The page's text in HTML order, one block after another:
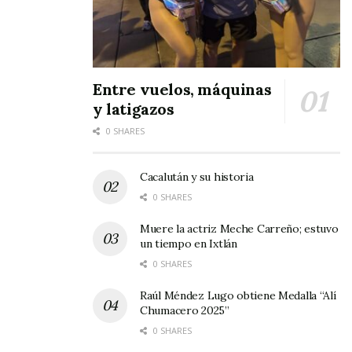
Entre vuelos, máquinas
y latigazos
0 SHARES
Cacalután y su historia
0 SHARES
Muere la actriz Meche Carreño; estuvo
un tiempo en Ixtlán
0 SHARES
Raúl Méndez Lugo obtiene Medalla “Alí
Chumacero 2025”
0 SHARES